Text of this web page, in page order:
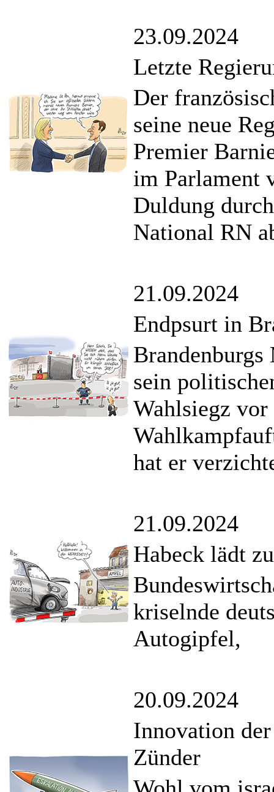
23.09.2024
Letzte
Der
seine neue
Premier
im Parlament
Duldung
National RN
21.09.2024
Endpsurt in
sein
Wahlsiegz
hat er
21.09.2024
Habeck lädt
kriselnde
Autogipfel,
20.09.2024
Innovation
Zünder